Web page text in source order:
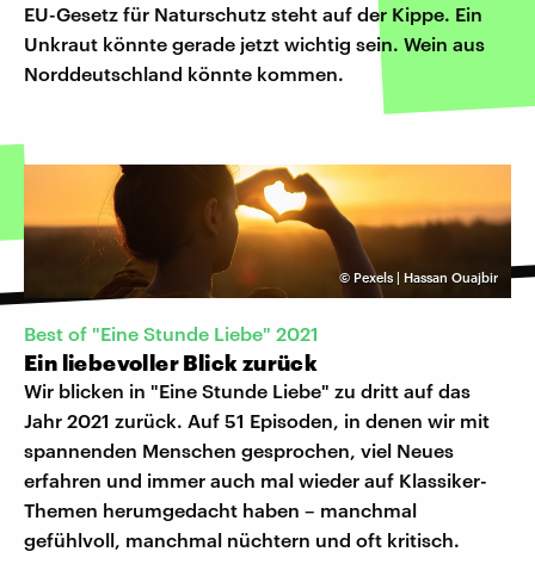
EU-Gesetz für Naturschutz steht auf der Kippe. Ein
Unkraut könnte gerade jetzt wichtig sein. Wein aus
Norddeutschland könnte kommen.
© Pexels | Hassan Ouajbir
Best of "Eine Stunde Liebe" 2021
Ein liebevoller Blick zurück
Wir blicken in "Eine Stunde Liebe" zu dritt auf das
Jahr 2021 zurück. Auf 51 Episoden, in denen wir mit
spannenden Menschen gesprochen, viel Neues
erfahren und immer auch mal wieder auf Klassiker-
Themen herumgedacht haben – manchmal
gefühlvoll, manchmal nüchtern und oft kritisch.